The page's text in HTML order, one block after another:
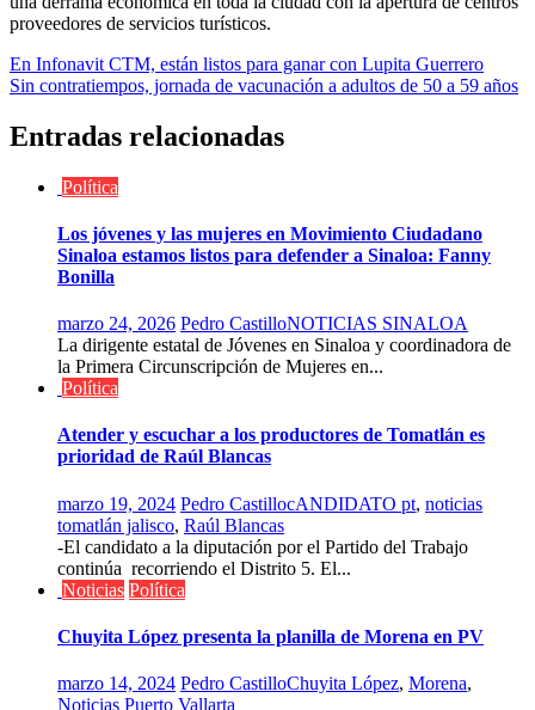
proveedores de servicios turísticos.
Navegación
de
entradas
En Infonavit CTM, están listos para ganar con Lupita Guerrero
Sin contratiempos, jornada de vacunación a adultos de 50 a 59 años
Entradas relacionadas
Política
Los jóvenes y las mujeres en Movimiento Ciudadano
Sinaloa estamos listos para defender a Sinaloa: Fanny
Bonilla
marzo 24, 2026 Pedro CastilloNOTICIAS SINALOA
La dirigente estatal de Jóvenes en Sinaloa y coordinadora de
la Primera Circunscripción de Mujeres en...
Política
Atender y escuchar a los productores de Tomatlán es
prioridad de Raúl Blancas
marzo 19, 2024 Pedro CastillocANDIDATO pt, noticias
tomatlán jalisco, Raúl Blancas
-El candidato a la diputación por el Partido del Trabajo
continúa recorriendo el Distrito 5. El...
Noticias Política
Chuyita López presenta la planilla de Morena en PV
marzo 14, 2024 Pedro CastilloChuyita López, Morena,
Noticias Puerto Vallarta